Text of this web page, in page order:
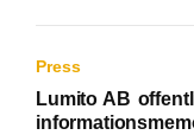
Press
Lumito AB